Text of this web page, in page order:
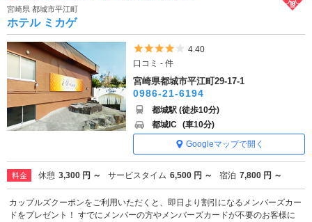
宮崎県 都城市平江町
ホテル ミカゲ
5つ星のうち4
4.40
口コミ - 件
宮崎県都城市平江町29-17-1
0986-21-6194
都城駅 (徒歩10分)
都城IC (車10分)
Googleマップで開く
料金 休憩 3,300 円 ～ サービスタイム 6,500 円 ～ 宿泊 7,800 円 ～
カップルズクーポンをご利用いただくと、即日より割引になるメンバーズカー
ドをプレゼント！ すでにメンバーの方やメンバーズカードが不要のお客様に